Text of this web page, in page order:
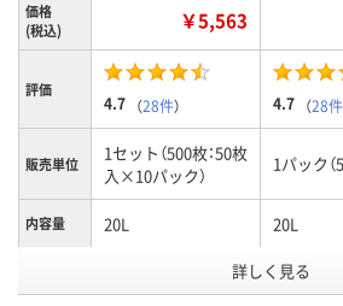
価格
(税込)
￥5,563
評価
4.7 （28件） 4.7 （28件
販売単位
1セット（500枚：50枚
入×10パック）
1パック（
内容量 20L 20L
J288700
詳しく見る